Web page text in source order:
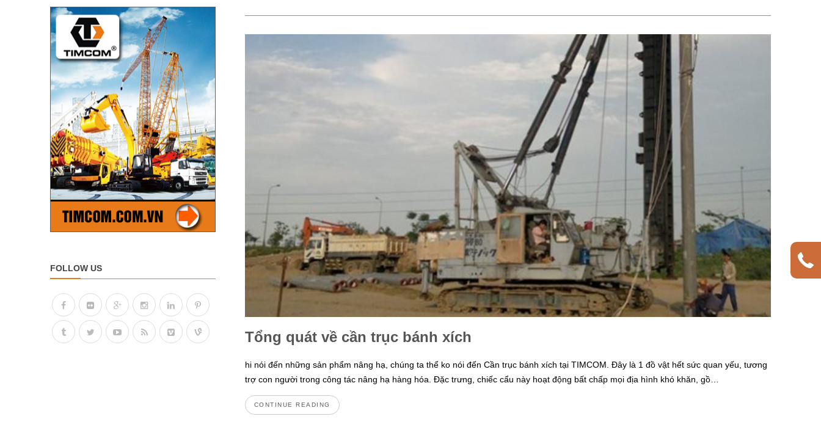
Tổng quát về cần trục bánh xích
hi nói đến những sản phẩm nâng hạ, chúng ta thể ko nói đến Cần trục bánh xích tại TIMCOM. Đây là 1 đồ vật hết sức quan yếu, tương
trợ con người trong công tác nâng hạ hàng hóa. Đặc trưng, chiếc cẩu này hoạt động bất chấp mọi địa hình khó khăn, gồ…
CONTINUE READING
FOLLOW US